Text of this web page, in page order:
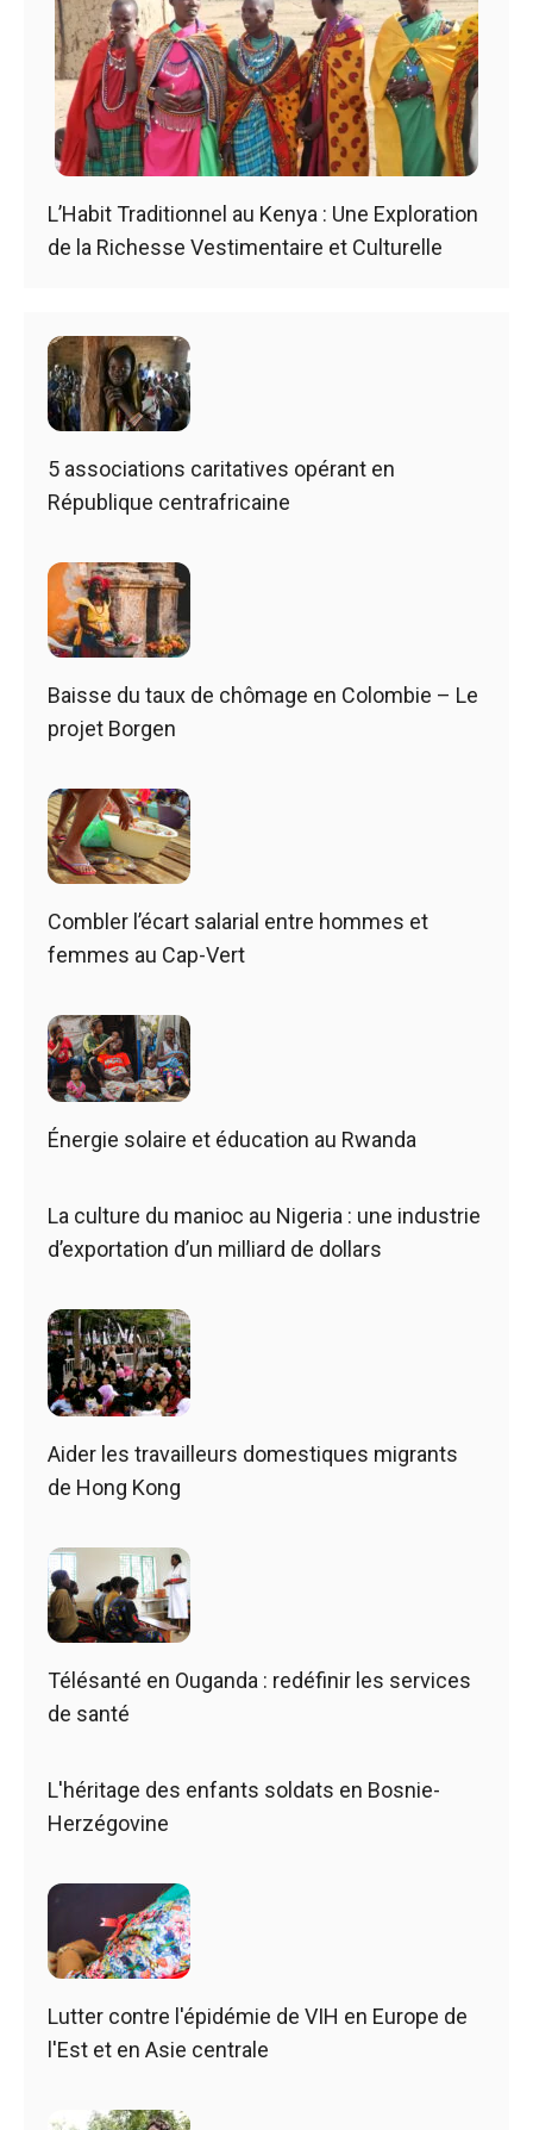
L’Habit Traditionnel au Kenya : Une Exploration
de la Richesse Vestimentaire et Culturelle
5 associations caritatives opérant en
République centrafricaine
Baisse du taux de chômage en Colombie – Le
projet Borgen
Combler l’écart salarial entre hommes et
femmes au Cap-Vert
Énergie solaire et éducation au Rwanda
La culture du manioc au Nigeria : une industrie
d’exportation d’un milliard de dollars
Aider les travailleurs domestiques migrants
de Hong Kong
Télésanté en Ouganda : redéfinir les services
de santé
L'héritage des enfants soldats en Bosnie-
Herzégovine
Lutter contre l'épidémie de VIH en Europe de
l'Est et en Asie centrale